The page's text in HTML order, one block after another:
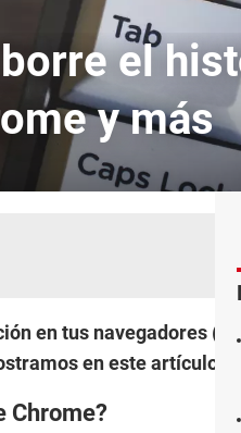
el
y más
en tus navegadores
en este artículo.
Chrome?